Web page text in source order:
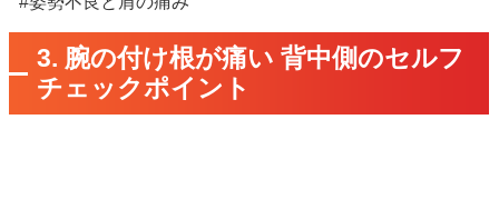
3. 腕の付け根が痛い 背中側のセルフ
チェックポイント